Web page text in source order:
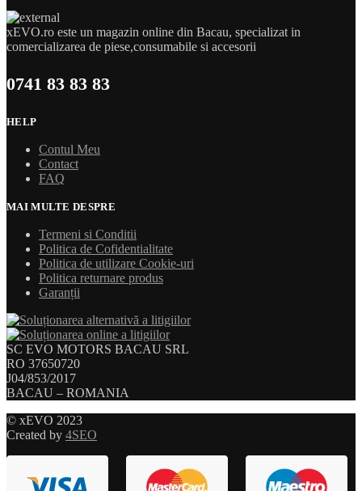
xEVO.ro este un magazin online din Bacau, specializat in
comercializarea de piese,consumabile si accesorii
0741 83 83 83
HELP
Contul Meu
Contact
FAQ
MAI MULTE DESPRE
Termeni si Conditii
Politica de Cofidentialitate
Politica de utilizare Cookie-uri
Politica returnare produs
Garanții
SC EVO MOTORS BACAU SRL
RO 37650720
J04/853/2017
BACAU – ROMANIA
© xEVO 2023
Created by 4SEO